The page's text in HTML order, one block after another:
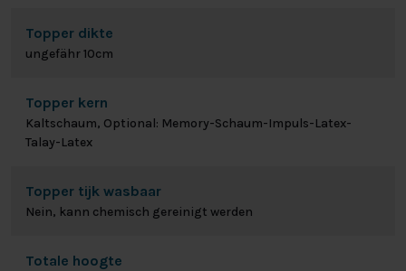
Topper dikte
ungefähr 10cm
Topper kern
Kaltschaum, Optional: Memory-Schaum-Impuls-Latex-
Talay-Latex
Topper tijk wasbaar
Nein, kann chemisch gereinigt werden
Totale hoogte